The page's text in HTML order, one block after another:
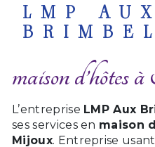
LMP AUX
maison
L’entreprise LMP Aux
ses services en maison
Mijoux. Entreprise